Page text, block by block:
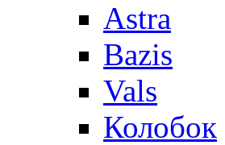
Astra
Bazis
Vals
Колобок